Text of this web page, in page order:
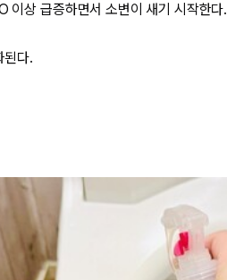
이상 급증하면서 소변이 새기 시작한다.
된다.